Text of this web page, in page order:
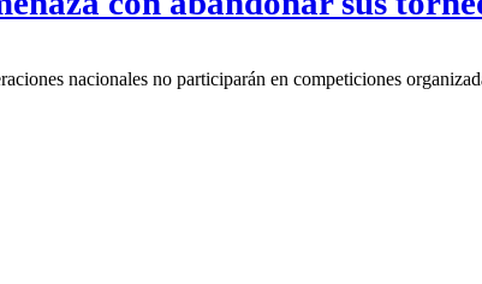
nacionales no participarán en competiciones